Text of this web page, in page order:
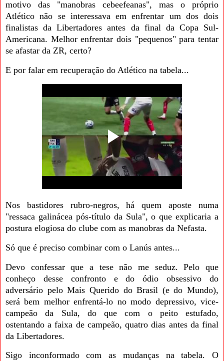
motivo das "manobras cebeefeanas", mas o próprio
Atlético não se interessava em enfrentar um dos dois
finalistas da Libertadores antes da final da Copa Sul-
Americana. Melhor enfrentar dois "pequenos" para tentar
se afastar da ZR, certo?
E por falar em recuperação do Atlético na tabela...
Nos bastidores rubro-negros, há quem aposte numa
"ressaca galinácea pós-título da Sula", o que explicaria a
postura elogiosa do clube com as manobras da Nefasta.
Só que é preciso combinar com o Lanús antes...
Devo confessar que a tese não me seduz. Pelo que
conheço desse confronto e do ódio obsessivo do
adversário pelo Mais Querido do Brasil (e do Mundo),
será bem melhor enfrentá-lo no modo depressivo, vice-
campeão da Sula, do que com o peito estufado,
ostentando a faixa de campeão, quatro dias antes da final
da Libertadores.
Sigo inconformado com as mudanças na tabela. O